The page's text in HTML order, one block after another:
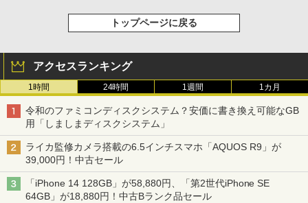
トップページに戻る
アクセスランキング
1時間 24時間 1週間 1カ月
令和のファミコンディスクシステム？安価に書き換え可能なGB
用「しましまディスクシステム」
ライカ監修カメラ搭載の6.5インチスマホ「AQUOS R9」が
39,000円！中古セール
「iPhone 14 128GB」が58,880円、「第2世代iPhone SE
64GB」が18,880円！中古Bランク品セール